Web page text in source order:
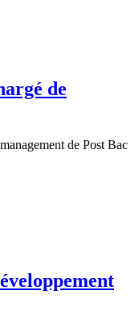
de
de Post Bac